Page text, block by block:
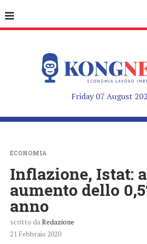
Friday 07 August
ECONOMIA
Inflazione, Istat:
aumento dello
anno
scritto da Redazione
21 Febbraio 2020